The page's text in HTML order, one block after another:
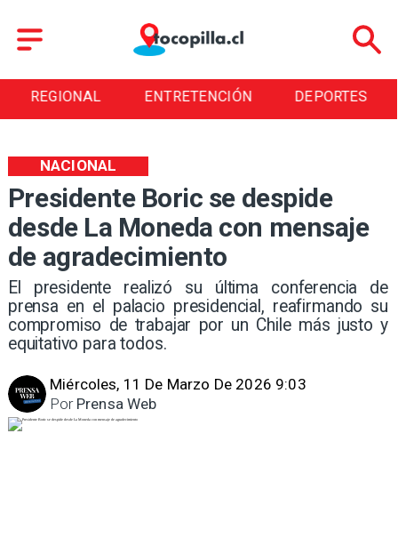
REGIONAL ENTRETENCIÓN DEPORTES
Presidente Boric se despide
desde La Moneda con mensaje
de agradecimiento
El presidente realizó su última conferencia de
prensa en el palacio presidencial, reafirmando su
compromiso de trabajar por un Chile más justo y
equitativo para todos.
NACIONAL
Miércoles, 11 De Marzo De 2026 9:03
Prensa Web
Por